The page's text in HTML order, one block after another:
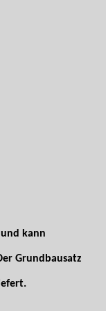
kann
Grundbausatz